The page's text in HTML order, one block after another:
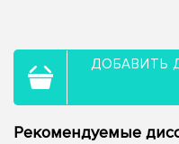
ДОБАВИТЬ
Рекомендуемые